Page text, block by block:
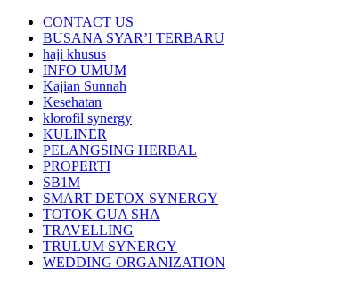
CONTACT US
BUSANA SYAR’I TERBARU
haji khusus
INFO UMUM
Kajian Sunnah
Kesehatan
klorofil synergy
KULINER
PELANGSING HERBAL
PROPERTI
SB1M
SMART DETOX SYNERGY
TOTOK GUA SHA
TRAVELLING
TRULUM SYNERGY
WEDDING ORGANIZATION